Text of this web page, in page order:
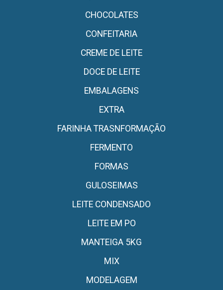
CHOCOLATES
CONFEITARIA
CREME DE LEITE
DOCE DE LEITE
EMBALAGENS
EXTRA
FARINHA TRASNFORMAÇÃO
FERMENTO
FORMAS
GULOSEIMAS
LEITE CONDENSADO
LEITE EM PO
MANTEIGA 5KG
MIX
MODELAGEM